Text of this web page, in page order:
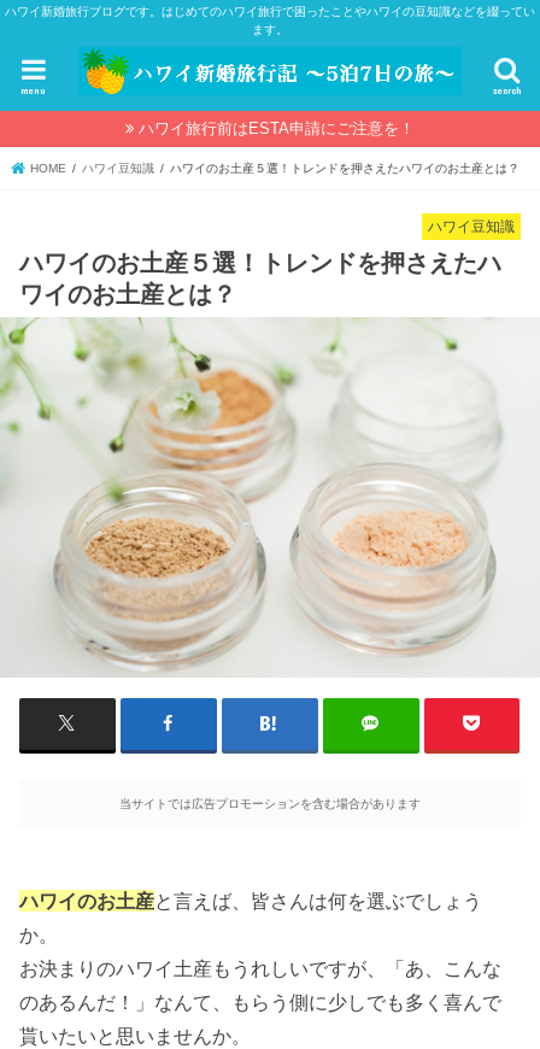
ハワイ新婚旅行ブログです。はじめてのハワイ旅行で困ったことやハワイの豆知識などを綴ってい
ます。
search
menu
ハワイ旅行前はESTA申請にご注意を！
HOME ハワイ豆知識 ハワイのお土産５選！トレンドを押さえたハワイのお土産とは？
ハワイ豆知識
ハワイのお土産５選！トレンドを押さえたハ
ワイのお土産とは？
当サイトでは広告プロモーションを含む場合があります
ハワイのお土産と言えば、皆さんは何を選ぶでしょう
か。
お決まりのハワイ土産もうれしいですが、「あ、こんな
のあるんだ！」なんて、もらう側に少しでも多く喜んで
貰いたいと思いませんか。